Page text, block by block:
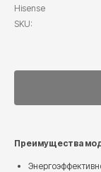
Hisense
SKU:
Преимущества